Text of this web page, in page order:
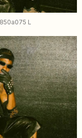
L